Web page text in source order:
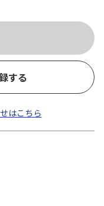
する
はこちら